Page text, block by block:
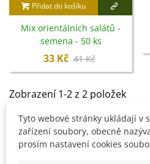
Přidat do košíku
Mix orientálních salátů -
semena - 50 ks
33 Kč 41 Kč
Zobrazení 1-2 z 2 položek
OVĚŘENO
Tyto webové stránky ukládají v
zařízení soubory, obecně
prosím nastavení cookies